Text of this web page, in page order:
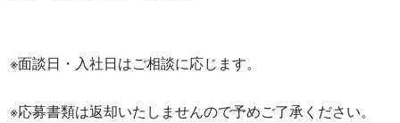
※面談日・入社日はご相談に応じます。
※応募書類は返却いたしませんので予めご了承ください。